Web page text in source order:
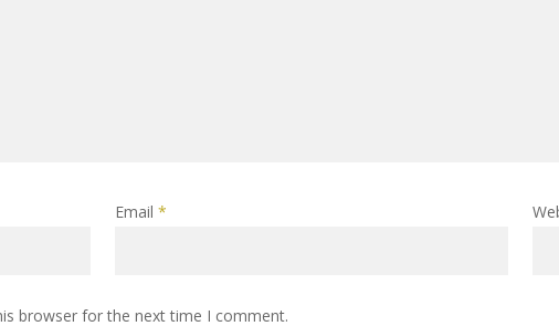
Email *
browser for the next time I comment.